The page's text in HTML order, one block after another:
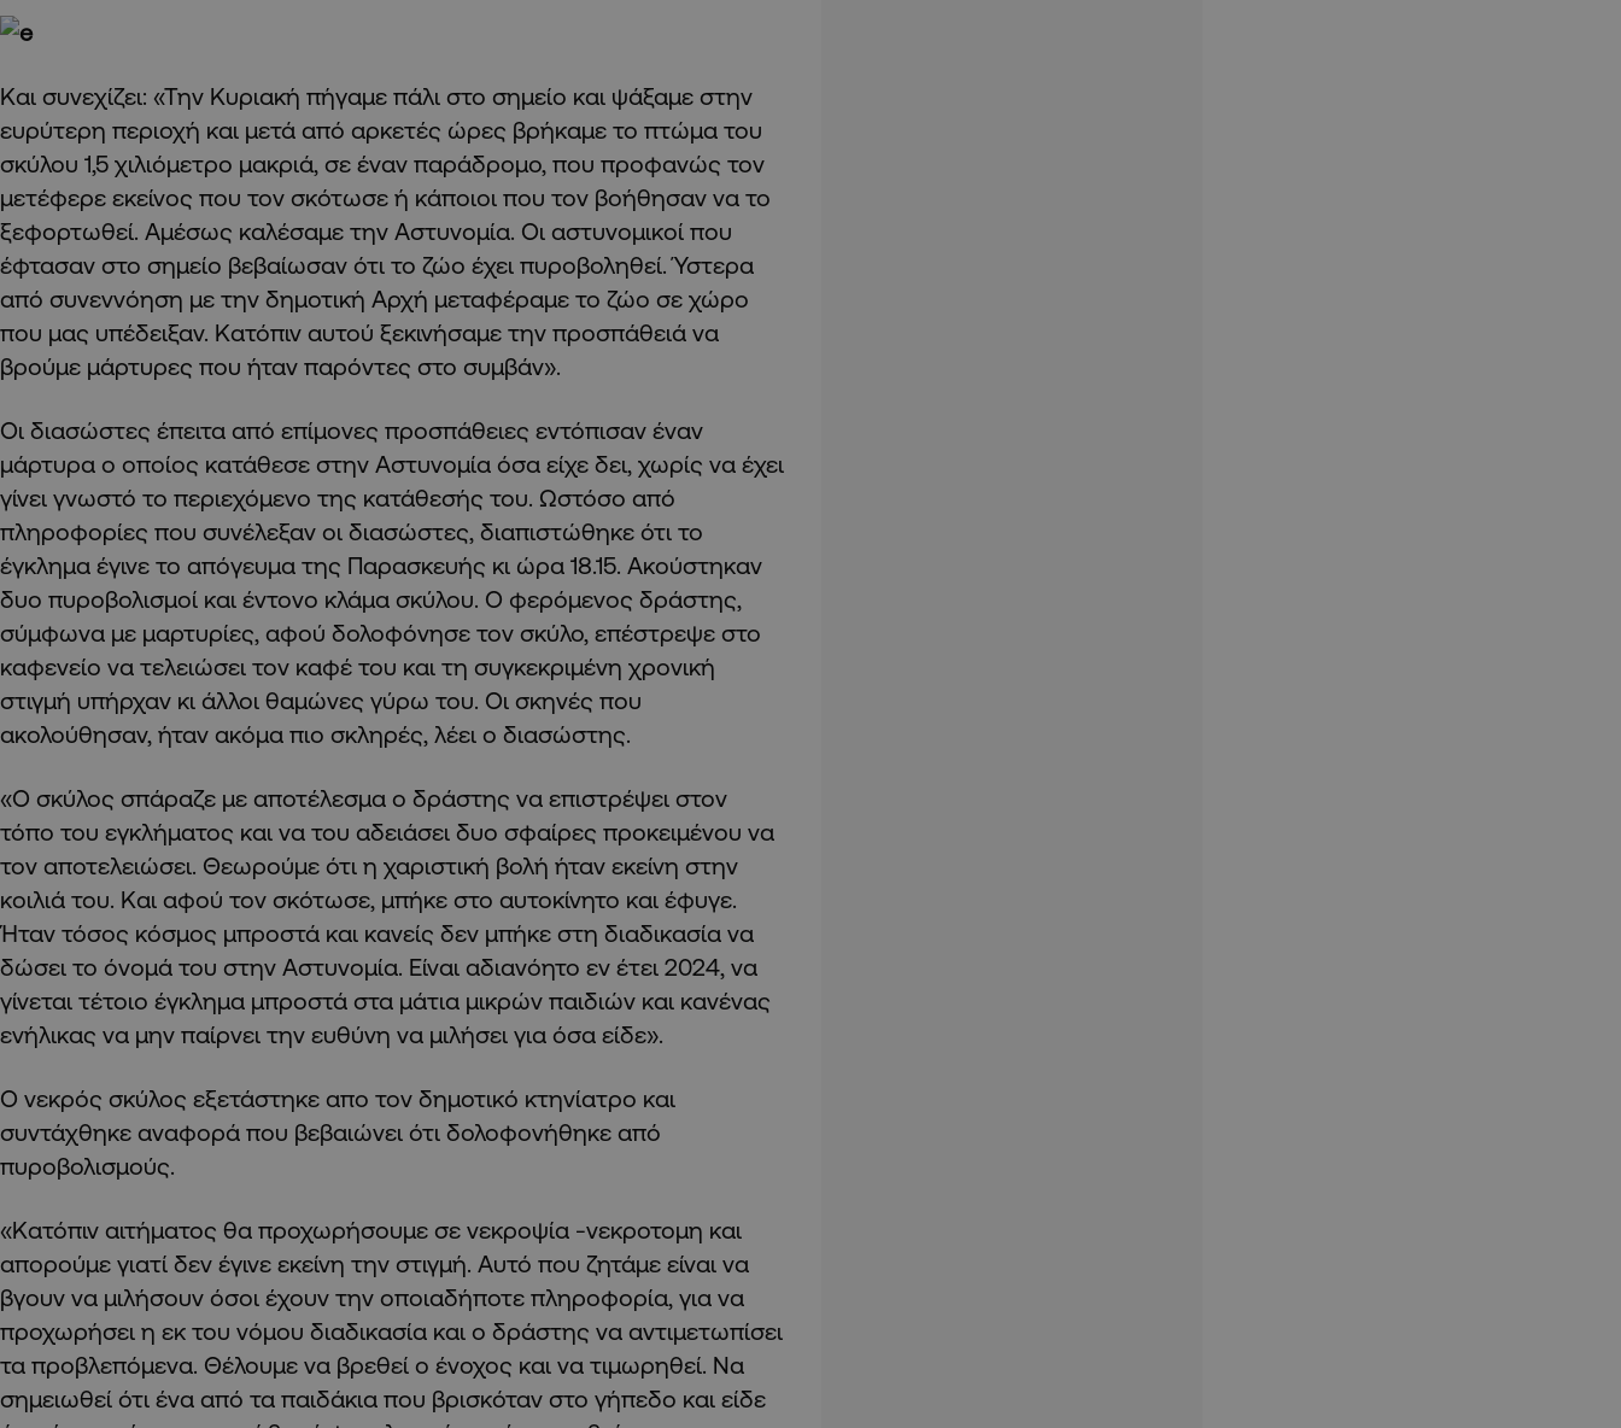
Και συνεχίζει: «Την Κυριακή πήγαμε πάλι στο σημείο και ψάξαμε στην
ευρύτερη περιοχή και μετά από αρκετές ώρες βρήκαμε το πτώμα του
σκύλου 1,5 χιλιόμετρο μακριά, σε έναν παράδρομο, που προφανώς τον
μετέφερε εκείνος που τον σκότωσε ή κάποιοι που τον βοήθησαν να το
ξεφορτωθεί. Αμέσως καλέσαμε την Αστυνομία. Οι αστυνομικοί που
έφτασαν στο σημείο βεβαίωσαν ότι το ζώο έχει πυροβοληθεί. Ύστερα
από συνεννόηση με την δημοτική Αρχή μεταφέραμε το ζώο σε χώρο
που μας υπέδειξαν. Κατόπιν αυτού ξεκινήσαμε την προσπάθειά να
βρούμε μάρτυρες που ήταν παρόντες στο συμβάν».
Οι διασώστες έπειτα από επίμονες προσπάθειες εντόπισαν έναν
μάρτυρα ο οποίος κατάθεσε στην Αστυνομία όσα είχε δει, χωρίς να έχει
γίνει γνωστό το περιεχόμενο της κατάθεσής του. Ωστόσο από
πληροφορίες που συνέλεξαν οι διασώστες, διαπιστώθηκε ότι το
έγκλημα έγινε το απόγευμα της Παρασκευής κι ώρα 18.15. Ακούστηκαν
δυο πυροβολισμοί και έντονο κλάμα σκύλου. Ο φερόμενος δράστης,
σύμφωνα με μαρτυρίες, αφού δολοφόνησε τον σκύλο, επέστρεψε στο
καφενείο να τελειώσει τον καφέ του και τη συγκεκριμένη χρονική
στιγμή υπήρχαν κι άλλοι θαμώνες γύρω του. Οι σκηνές που
ακολούθησαν, ήταν ακόμα πιο σκληρές, λέει ο διασώστης.
«Ο σκύλος σπάραζε με αποτέλεσμα ο δράστης να επιστρέψει στον
τόπο του εγκλήματος και να του αδειάσει δυο σφαίρες προκειμένου να
τον αποτελειώσει. Θεωρούμε ότι η χαριστική βολή ήταν εκείνη στην
κοιλιά του. Και αφού τον σκότωσε, μπήκε στο αυτοκίνητο και έφυγε.
Ήταν τόσος κόσμος μπροστά και κανείς δεν μπήκε στη διαδικασία να
δώσει το όνομά του στην Αστυνομία. Είναι αδιανόητο εν έτει 2024, να
γίνεται τέτοιο έγκλημα μπροστά στα μάτια μικρών παιδιών και κανένας
ενήλικας να μην παίρνει την ευθύνη να μιλήσει για όσα είδε».
Ο νεκρός σκύλος εξετάστηκε απο τον δημοτικό κτηνίατρο και
συντάχθηκε αναφορά που βεβαιώνει ότι δολοφονήθηκε από
πυροβολισμούς.
«Κατόπιν αιτήματος θα προχωρήσουμε σε νεκροψία -νεκροτομη και
απορούμε γιατί δεν έγινε εκείνη την στιγμή. Αυτό που ζητάμε είναι να
βγουν να μιλήσουν όσοι έχουν την οποιαδήποτε πληροφορία, για να
προχωρήσει η εκ του νόμου διαδικασία και ο δράστης να αντιμετωπίσει
τα προβλεπόμενα. Θέλουμε να βρεθεί ο ένοχος και να τιμωρηθεί. Να
σημειωθεί ότι ένα από τα παιδάκια που βρισκόταν στο γήπεδο και είδε